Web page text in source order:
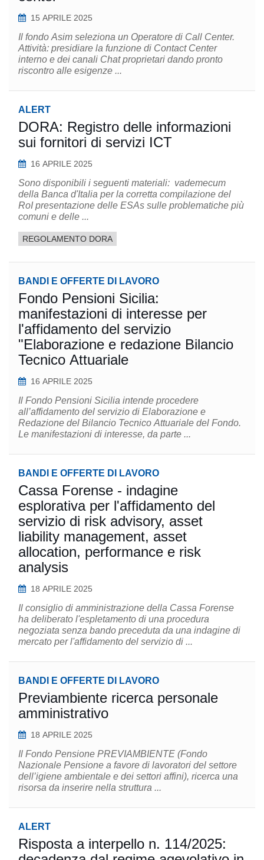
15 APRILE 2025
Il fondo Asim seleziona un Operatore di Call Center.
Attività: presidiare la funzione di Contact Center
interno e dei canali Chat proprietari dando pronto
riscontro alle esigenze ...
ALERT
DORA: Registro delle informazioni
sui fornitori di servizi ICT
16 APRILE 2025
Sono disponibili i seguenti materiali: vademecum
della Banca d'Italia per la corretta compilazione del
RoI presentazione delle ESAs sulle problematiche più
comuni e delle ...
REGOLAMENTO DORA
BANDI E OFFERTE DI LAVORO
Fondo Pensioni Sicilia:
manifestazioni di interesse per
l'affidamento del servizio
"Elaborazione e redazione Bilancio
Tecnico Attuariale
16 APRILE 2025
Il Fondo Pensioni Sicilia intende procedere
all’affidamento del servizio di Elaborazione e
Redazione del Bilancio Tecnico Attuariale del Fondo.
Le manifestazioni di interesse, da parte ...
BANDI E OFFERTE DI LAVORO
Cassa Forense - indagine
esplorativa per l'affidamento del
servizio di risk advisory, asset
liability management, asset
allocation, performance e risk
analysis
18 APRILE 2025
Il consiglio di amministrazione della Cassa Forense
ha deliberato l'espletamento di una procedura
negoziata senza bando preceduta da una indagine di
mercato per l'affidamento del servizio di ...
BANDI E OFFERTE DI LAVORO
Previambiente ricerca personale
amministrativo
18 APRILE 2025
Il Fondo Pensione PREVIAMBIENTE (Fondo
Nazionale Pensione a favore di lavoratori del settore
dell’igiene ambientale e dei settori affini), ricerca una
risorsa da inserire nella struttura ...
ALERT
Risposta a interpello n. 114/2025: